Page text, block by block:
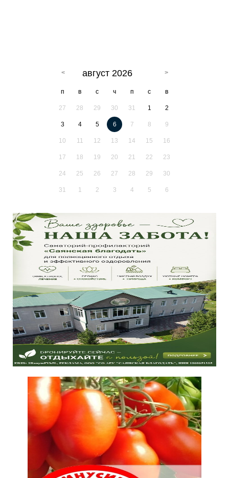
август 2026
п в с ч п с в
27 28 29 30 31 1 2
3 4 5 6 7 8 9
10 11 12 13 14 15 16
17 18 19 20 21 22 23
24 25 26 27 28 29 30
31 1 2 3 4 5 6